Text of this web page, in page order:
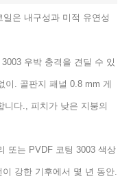
은 내구성과 미적 유연성
3003 우박 충격을 견딜 수 있
이. 골판지 패널 0.8 mm 게
니다., 피치가 낮은 지붕의
또는 PVDF 코팅 3003 색상
강한 기후에서 몇 년 동안.